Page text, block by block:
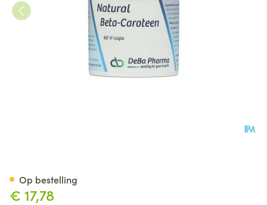
€ 17,78
Op bestelling